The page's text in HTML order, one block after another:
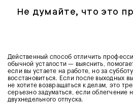
Не думайте, что это
Действенный способ отличить
обычной усталости — выяснить,
если вы устаете на работе, но за
восстановиться. Если после выходных
не хотите возвращаться к делам, это
серьезно задуматься, если облегчение
двухнедельного отпуска.